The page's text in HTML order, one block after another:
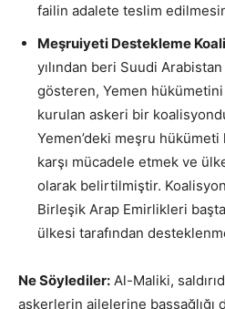
failin adalete teslim
Meşruiyeti Destekleme
yılından beri Suudi
gösteren, Yemen
kurulan askeri bir
Yemen’deki meşru
karşı mücadele etmek ve
olarak belirtilmiştir.
Birleşik Arap Emirlikleri
ülkesi tarafından
Ne Söylediler: Al-Maliki,
askerlerin ailelerine başsağlığı